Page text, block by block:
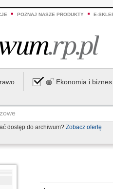
POZNAJ NASZE PRODUKTY E-
Ekonomia i biznes
dostęp do archiwum? Zobacz ofertę